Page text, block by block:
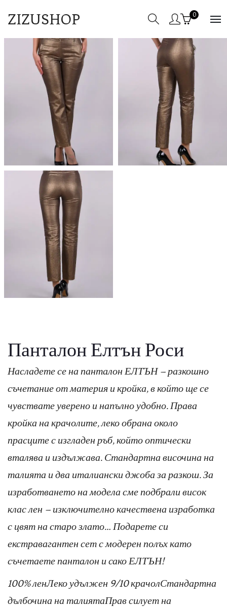
ZIZUSHOP 0
Панталон Елтън Роси
Насладете се на панталон ЕЛТЪН – разкошно
съчетание от материя и кройка, в който ще се
чувствате уверено и напълно удобно. Права
кройка на крачолите, леко обрана около
прасците с изгладен ръб, който оптически
вталява и издължава. Стандартна височина на
талията и два италиански джоба за разкош. За
изработването на модела сме подбрали висок
клас лен – изключително качествена изработка
с цвят на старо злато… Подарете си
екстравагантен сет с модерен полъх като
съчетаете панталон и сако ЕЛТЪН!
100% ленЛеко удължен 9/10 крачолСтандартна
дълбочина на талиятаПрав силует на